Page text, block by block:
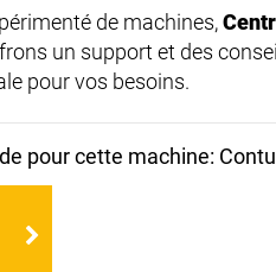
de machines,
un support et des
pour vos besoins.
pour cette machine: